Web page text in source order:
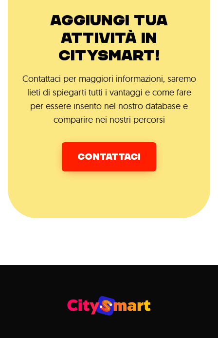
AGGIUNGI TUA
ATTIVITÀ IN
CITYSMART!
Contattaci per maggiori informazioni, saremo
lieti di spiegarti tutti i vantaggi e come fare
per essere inserito nel nostro database e
comparire nei nostri percorsi
CONTATTACI